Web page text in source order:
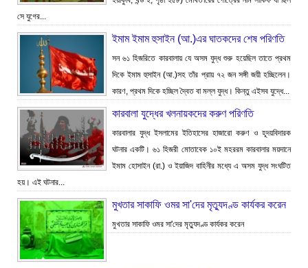
সে যুগের...
ইমাম ইমাম হুসাইন (আ.)এর ঘাতকদের শেষ পরিণতি
সন ৬১ হিজরিতে কারবালায় যে অসম যুদ্ধ শুরু হয়েছিল তাতে প্রথম
দিকে ইমাম হুসাইন (আ.)সহ তাঁর প্রায় ৭২ জন সঙ্গী জয়ী হচ্ছিলেন।
কারণ, প্রথম দিকে হচ্ছিল দ্বৈত বা মল্ল যুদ্ধ। কিন্তু এইসব যুদ্ধে...
কারবালা যুদ্ধের খলনায়কদের করুণ পরিণতি
কারবালার যুদ্ধ ইসলামের ইতিহাসের হাজারো করুণ ও হূদয়বিদারক
ঘটনার একটি। ৬১ হিজরী মোতাবেক ১০ই মহররম কারবালার ময়দানে
ইমাম হোসাইন (রা.) ও ইয়াজিদ বাহিনীর মধ্যে এ অসম যুদ্ধ সংঘটিত
হয়। এই ঘটনার...
মুখতার সাকাফি ওমর সা'দের মৃত্যুদণ্ড কার্যকর করেন
মুখতার সাকাফি ওমর সা'দের মৃত্যুদণ্ড কার্যকর করেন